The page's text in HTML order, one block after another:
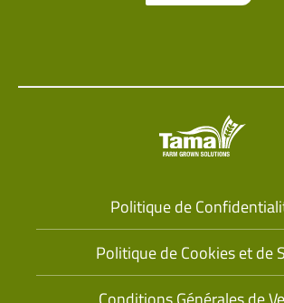
Politique de
Politique de Cookies et de